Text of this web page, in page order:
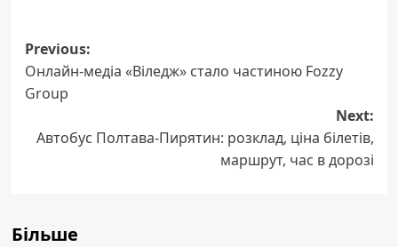
Post
navigation
Previous:
Онлайн-медіа «Віледж» стало частиною Fozzy
Group
Next:
Автобус Полтава-Пирятин: розклад, ціна білетів,
маршрут, час в дорозі
Більше